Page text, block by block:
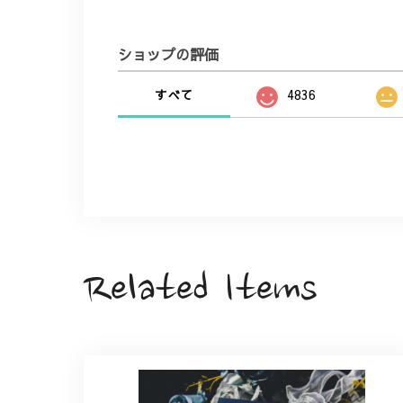
ショップの評価
すべて 4836
Related Items